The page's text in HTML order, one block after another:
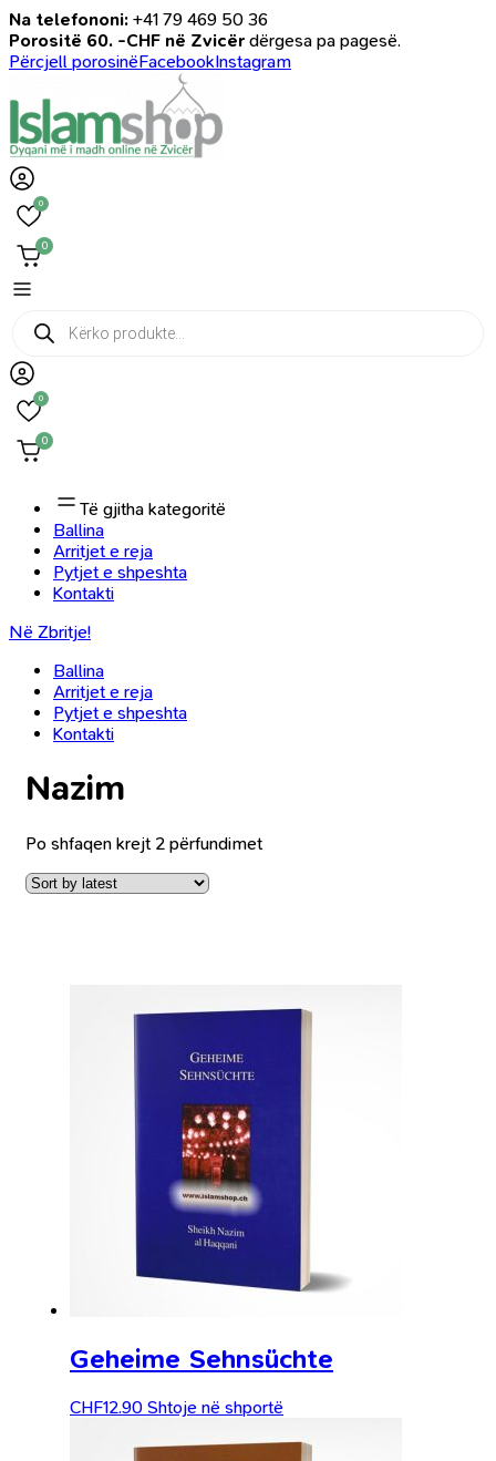
Na telefononi: +41 79 469 50 36
Porositë 60. -CHF në Zvicër dërgesa pa pagesë.
Përcjell porosinëFacebookInstagram
0
0
Products
search
0
0
Të gjitha kategoritë
Ballina
Arritjet e reja
Pytjet e shpeshta
Kontakti
Në Zbritje!
Ballina
Arritjet e reja
Pytjet e shpeshta
Kontakti
Nazim
Po shfaqen krejt 2 përfundimet
Geheime Sehnsüchte
CHF12.90 Shtoje në shportë